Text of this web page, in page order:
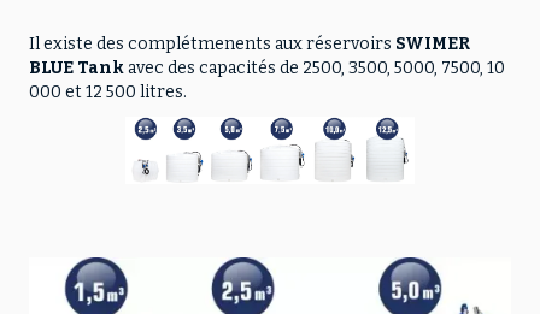
Il existe des complétmenents aux réservoirs SWIMER
BLUE Tankavec des capacités de 2500, 3500, 5000, 7500, 10
000 et 12 500 litres.